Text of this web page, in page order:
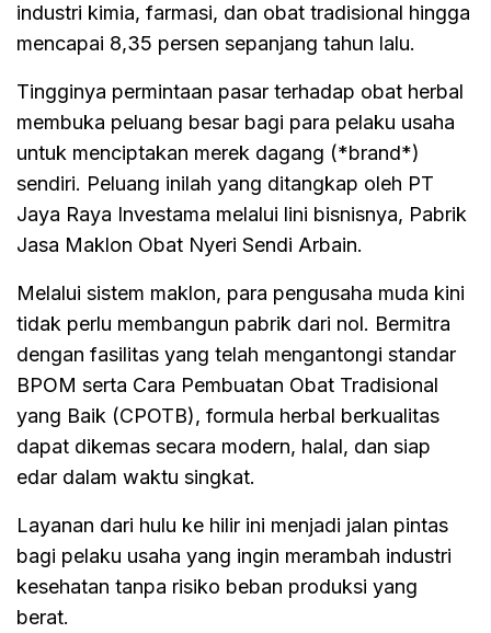
industri kimia, farmasi, dan obat tradisional hingga
mencapai 8,35 persen sepanjang tahun lalu.
Tingginya permintaan pasar terhadap obat herbal
membuka peluang besar bagi para pelaku usaha
untuk menciptakan merek dagang (*brand*)
sendiri. Peluang inilah yang ditangkap oleh PT
Jaya Raya Investama melalui lini bisnisnya, Pabrik
Jasa Maklon Obat Nyeri Sendi Arbain.
Melalui sistem maklon, para pengusaha muda kini
tidak perlu membangun pabrik dari nol. Bermitra
dengan fasilitas yang telah mengantongi standar
BPOM serta Cara Pembuatan Obat Tradisional
yang Baik (CPOTB), formula herbal berkualitas
dapat dikemas secara modern, halal, dan siap
edar dalam waktu singkat.
Layanan dari hulu ke hilir ini menjadi jalan pintas
bagi pelaku usaha yang ingin merambah industri
kesehatan tanpa risiko beban produksi yang
berat.